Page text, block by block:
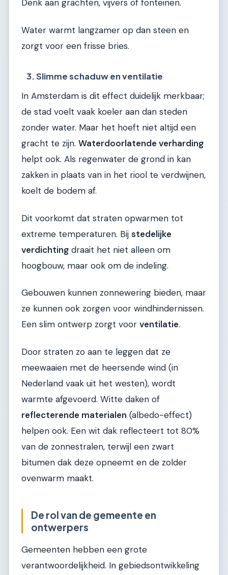
Denk aan grachten, vijvers of fonteinen.
Water warmt langzamer op dan steen en
zorgt voor een frisse bries.
3. Slimme schaduw en ventilatie
In Amsterdam is dit effect duidelijk merkbaar;
de stad voelt vaak koeler aan dan steden
zonder water. Maar het hoeft niet altijd een
gracht te zijn. Waterdoorlatende verharding
helpt ook. Als regenwater de grond in kan
zakken in plaats van in het riool te verdwijnen,
koelt de bodem af.
Dit voorkomt dat straten opwarmen tot
extreme temperaturen. Bij stedelijke
verdichting draait het niet alleen om
hoogbouw, maar ook om de indeling.
Gebouwen kunnen zonnewering bieden, maar
ze kunnen ook zorgen voor windhindernissen.
Een slim ontwerp zorgt voor ventilatie.
Door straten zo aan te leggen dat ze
meewaaien met de heersende wind (in
Nederland vaak uit het westen), wordt
warmte afgevoerd. Witte daken of
reflecterende materialen (albedo-effect)
helpen ook. Een wit dak reflecteert tot 80%
van de zonnestralen, terwijl een zwart
bitumen dak deze opneemt en de zolder
ovenwarm maakt.
De rol van de gemeente en
ontwerpers
Gemeenten hebben een grote
verantwoordelijkheid. In gebiedsontwikkeling